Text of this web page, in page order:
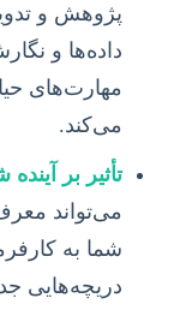
پژوهش و
داده‌ها و
مهارت‌های
می‌کند.
تأثیر بر
می‌تواند
شما به
دریچه‌هایی